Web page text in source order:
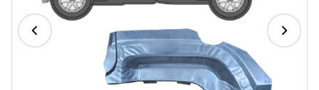
Magyar
Lietuvių
Hrvatski
Português